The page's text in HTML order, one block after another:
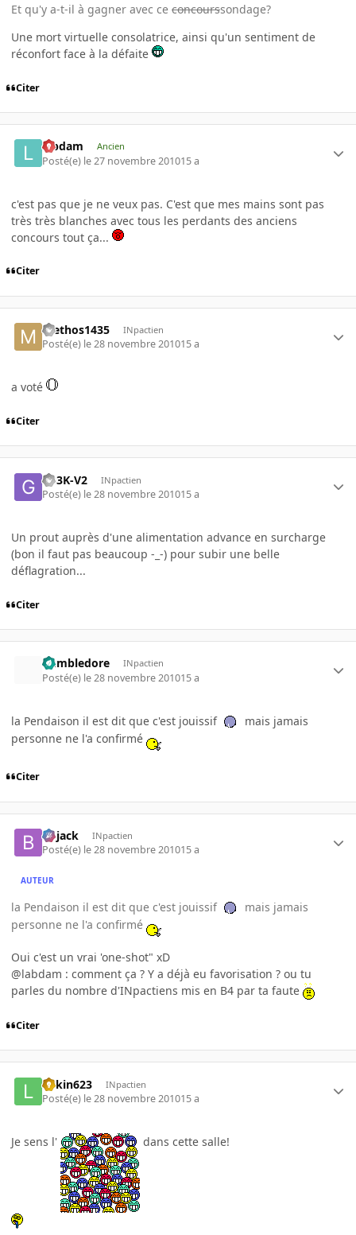
Et qu'y a-t-il à gagner avec ce concourssondage?
Une mort virtuelle consolatrice, ainsi qu'un sentiment de
réconfort face à la défaite
Citer
labdam Ancien
Posté(e) le 27 novembre 201015 a
c'est pas que je ne veux pas. C'est que mes mains sont pas
très très blanches avec tous les perdants des anciens
concours tout ça...
Citer
methos1435 INpactien
Posté(e) le 28 novembre 201015 a
a voté
Citer
G33K-V2 INpactien
Posté(e) le 28 novembre 201015 a
Un prout auprès d'une alimentation advance en surcharge
(bon il faut pas beaucoup -_-) pour subir une belle
déflagration...
Citer
dumbledore INpactien
Posté(e) le 28 novembre 201015 a
la Pendaison il est dit que c'est jouissif
mais jamais
personne ne l'a confirmé
Citer
Bojack INpactien
Posté(e) le 28 novembre 201015 a
AUTEUR
la Pendaison il est dit que c'est jouissif
mais jamais
personne ne l'a confirmé
Oui c'est un vrai 'one-shot" xD
@labdam : comment ça ? Y a déjà eu favorisation ? ou tu
parles du nombre d'INpactiens mis en B4 par ta faute
Citer
linkin623 INpactien
Posté(e) le 28 novembre 201015 a
Je sens l' dans cette salle!